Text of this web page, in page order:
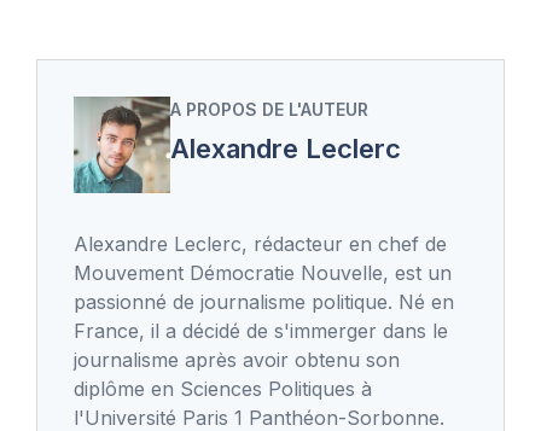
A PROPOS DE L'AUTEUR
Alexandre Leclerc
Alexandre Leclerc, rédacteur en chef de
Mouvement Démocratie Nouvelle, est un
passionné de journalisme politique. Né en
France, il a décidé de s'immerger dans le
journalisme après avoir obtenu son
diplôme en Sciences Politiques à
l'Université Paris 1 Panthéon-Sorbonne.